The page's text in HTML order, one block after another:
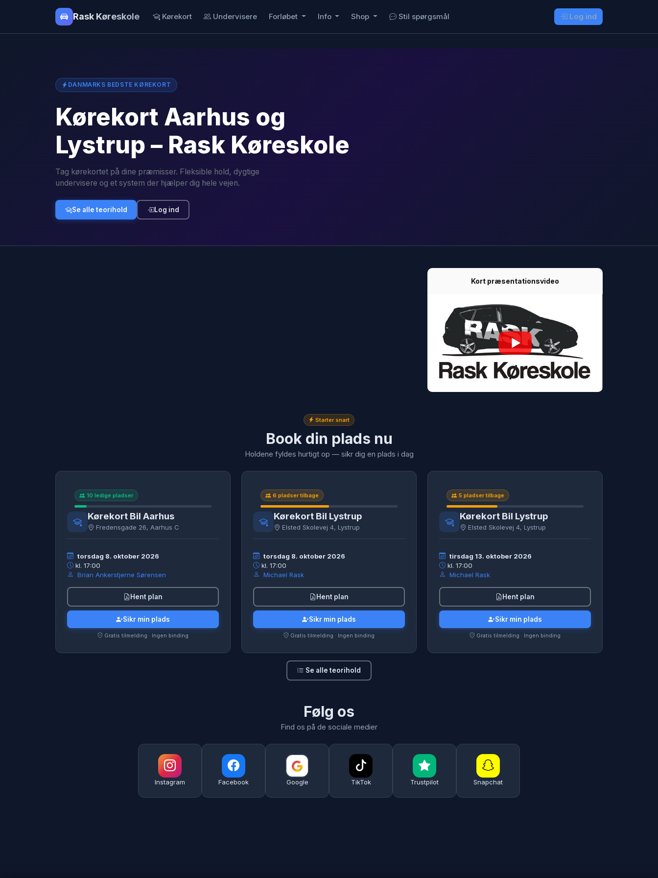
Rask Køreskole Kørekort Undervisere Forløbet Info Shop Stil spørgsmål Log ind
DANMARKS BEDSTE KØREKORT
Kørekort Aarhus og
Lystrup – Rask Køreskole
Tag kørekortet på dine præmisser. Fleksible hold, dygtige
undervisere og et system der hjælper dig hele vejen.
Se alle teorihold Log ind
Kort præsentationsvideo
Starter snart
Book din plads nu
Holdene fyldes hurtigt op — sikr dig en plads i dag
10 ledige pladser
Kørekort Bil Aarhus
Fredensgade 26, Aarhus C
torsdag 8. oktober 2026
kl. 17:00
Brian Ankerstjerne Sørensen
Hent plan
Sikr min plads
Gratis tilmelding · Ingen binding
6 pladser tilbage
Kørekort Bil Lystrup
Elsted Skolevej 4, Lystrup
torsdag 8. oktober 2026
kl. 17:00
Michael Rask
Hent plan
Sikr min plads
Gratis tilmelding · Ingen binding
5 pladser tilbage
Kørekort Bil Lystrup
Elsted Skolevej 4, Lystrup
tirsdag 13. oktober 2026
kl. 17:00
Michael Rask
Hent plan
Sikr min plads
Gratis tilmelding · Ingen binding
Se alle teorihold
Følg os
Find os på de sociale medier
Instagram Facebook Google TikTok Trustpilot Snapchat